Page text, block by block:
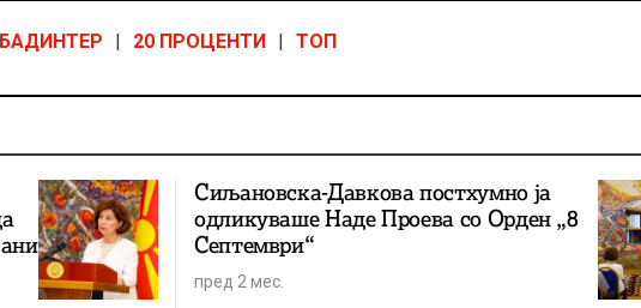
БАДИНТЕР | 20 ПРОЦЕНТИ | ТОП
Сиљановска-Давкова постхумно ја
одликуваше Наде Проева со Орден „8
Септември“
пред 2 мес.